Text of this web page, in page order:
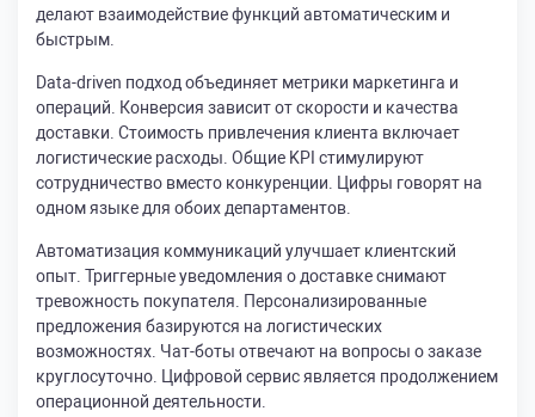
делают взаимодействие функций автоматическим и
быстрым.
Data-driven подход объединяет метрики маркетинга и
операций. Конверсия зависит от скорости и качества
доставки. Стоимость привлечения клиента включает
логистические расходы. Общие KPI стимулируют
сотрудничество вместо конкуренции. Цифры говорят на
одном языке для обоих департаментов.
Автоматизация коммуникаций улучшает клиентский
опыт. Триггерные уведомления о доставке снимают
тревожность покупателя. Персонализированные
предложения базируются на логистических
возможностях. Чат-боты отвечают на вопросы о заказе
круглосуточно. Цифровой сервис является продолжением
операционной деятельности.